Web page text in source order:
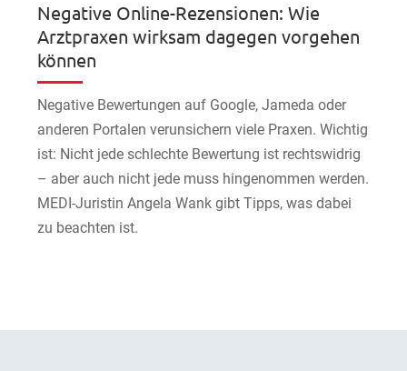
Negative Online-Rezensionen: Wie
Arztpraxen wirksam dagegen vorgehen
können
Negative Bewertungen auf Google, Jameda oder
anderen Portalen verunsichern viele Praxen. Wichtig
ist: Nicht jede schlechte Bewertung ist rechtswidrig
– aber auch nicht jede muss hingenommen werden.
MEDI-Juristin Angela Wank gibt Tipps, was dabei
zu beachten ist.